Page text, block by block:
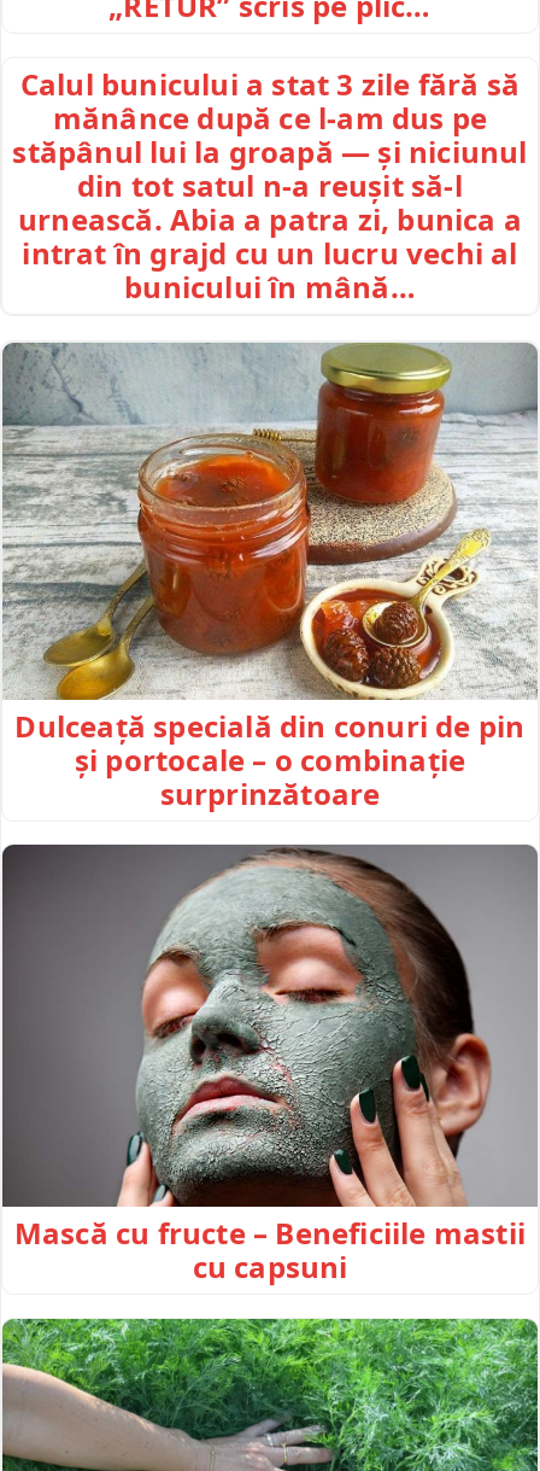
Calul bunicului a stat 3 zile fără să
mănânce după ce l-am dus pe
stăpânul lui la groapă — și niciunul
din tot satul n-a reușit să-l
urnească. Abia a patra zi, bunica a
intrat în grajd cu un lucru vechi al
bunicului în mână…
Dulceață specială din conuri de pin
și portocale – o combinație
surprinzătoare
Mască cu fructe – Beneficiile mastii
cu capsuni